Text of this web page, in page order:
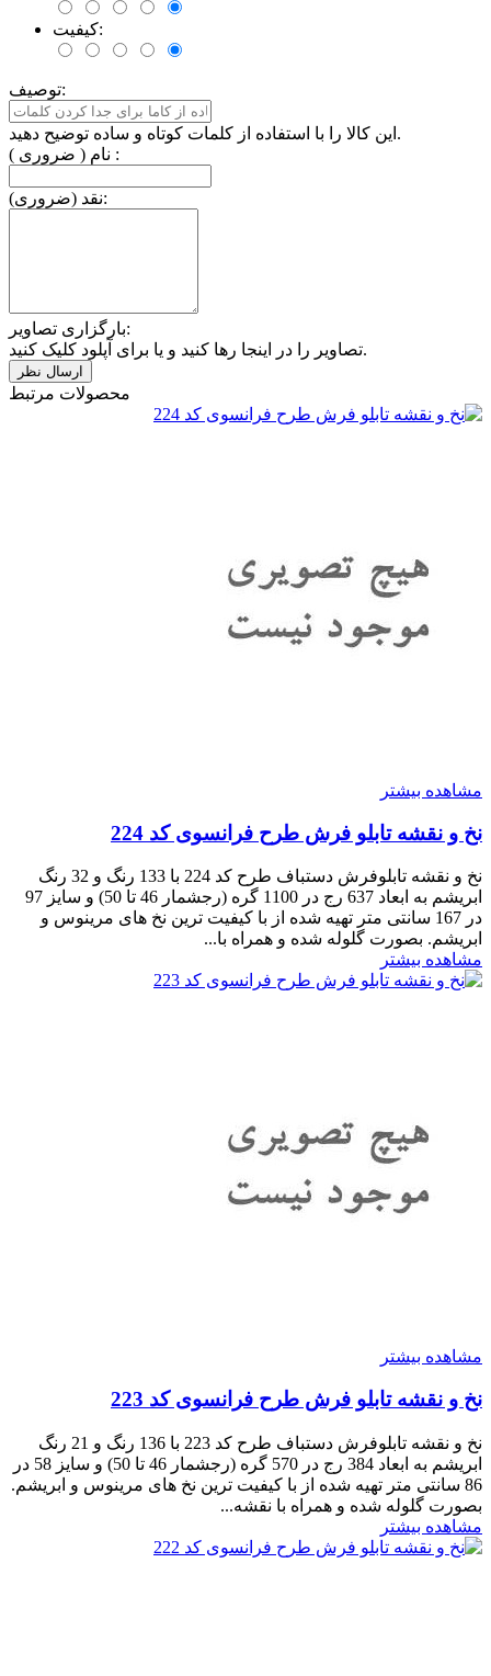
کیفیت:
توصیف:
این کالا را با استفاده از کلمات کوتاه و ساده توضیح دهید.
نام ( ضروری ) :
نقد (ضروری):
بارگزاری تصاویر:
تصاویر را در اینجا رها کنید و یا برای آپلود کلیک کنید.
محصولات مرتبط
مشاهده بیشتر
نخ و نقشه تابلو فرش طرح فرانسوی کد 224
نخ و نقشه تابلوفرش دستباف طرح کد 224 با 133 رنگ و 32 رنگ
ابریشم به ابعاد 637 رج در 1100 گره (رجشمار 46 تا 50) و سایز 97
در 167 سانتی متر تهیه شده از با کیفیت ترین نخ های مرینوس و
ابریشم. بصورت گلوله شده و همراه با...
مشاهده بیشتر
مشاهده بیشتر
نخ و نقشه تابلو فرش طرح فرانسوی کد 223
نخ و نقشه تابلوفرش دستباف طرح کد 223 با 136 رنگ و 21 رنگ
ابریشم به ابعاد 384 رج در 570 گره (رجشمار 46 تا 50) و سایز 58 در
86 سانتی متر تهیه شده از با کیفیت ترین نخ های مرینوس و ابریشم.
بصورت گلوله شده و همراه با نقشه...
مشاهده بیشتر